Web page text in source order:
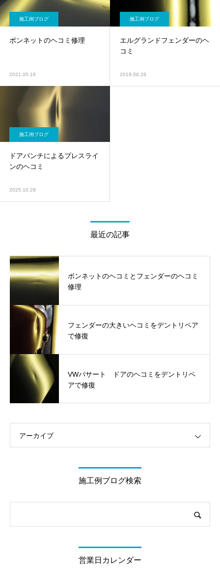
施工例ブログ
ボンネットのヘコミ修理
2021.05.16
施工例ブログ
エルグランドフェンダーのヘ
コミ
2019.06.29
施工例ブログ
ドアパンチによるプレスライ
ンのヘコミ
2025.10.29
最近の記事
ボンネットのヘコミとフェンダーのヘコミ
修理
フェンダーの大きいヘコミをデントリペア
で修復
VWパサート ドアのヘコミをデントリペ
アで修復
アーカイブ
施工例ブログ検索
営業日カレンダー